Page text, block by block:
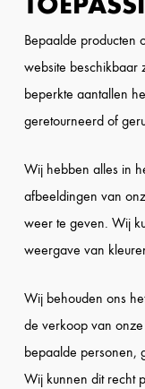
Bepaalde producten
website beschikbaar
beperkte aantallen
geretourneerd of
Wij hebben alles in
afbeeldingen van
weer te geven. Wij
weergave van
Wij behouden ons
de verkoop van
bepaalde personen,
Wij kunnen dit recht